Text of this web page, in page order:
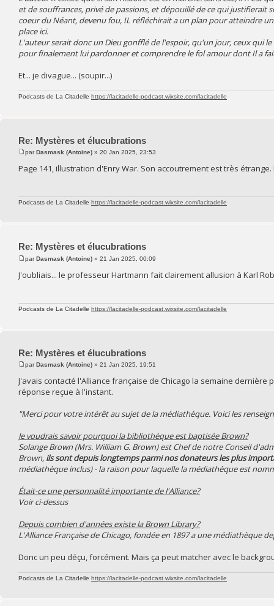
et de souffrances, privé de passions, et dépouillé de ce qui
coeur du Néant, devenu fou, IL réfléchirait a un plan pour atteindre
place ici.
L'auteur serait donc un Dieu gonfflé de l'espoir, qu'un jour, ceux qui
pour finalement lui pardonner et comprendre le fol amour dont Il a
Et... je divague... (soupir...)
Podcasts de La Citadelle https://lacitadelle-podcast.wixsite.com/lacitadelle
Re: Mystères et élucubrations
parDasmask (Antoine) » 20 Jan 2025, 23:53
Page 141, illustration d'Enry War. Son accoutrement est très
Podcasts de La Citadelle https://lacitadelle-podcast.wixsite.com/lacitadelle
Re: Mystères et élucubrations
parDasmask (Antoine) » 21 Jan 2025, 00:09
J'oubliais... le professeur Hartmann fait clairement allusion à Karl
Podcasts de La Citadelle https://lacitadelle-podcast.wixsite.com/lacitadelle
Re: Mystères et élucubrations
parDasmask (Antoine) » 21 Jan 2025, 19:51
J'avais contacté l'Alliance française de Chicago la semaine
réponse reçue à l'instant.
"Merci pour votre intérêt au sujet de la médiathèque. Voici les
Je voudrais savoir pourquoi la bibliothèque est baptisée Brown?
Solange Brown (Mrs. William G. Brown) est Chef de notre Conseil
Brown, ils sont depuis longtemps parmi nos donateurs les plus
médiathèque inclus) - la raison pour laquelle la médiathèque est
Était-ce une personnalité importante de l'Alliance?
Voir ci-dessus
Depuis combien d'années existe la Brown Library?
L'Alliance Française de Chicago, fondée en 1897 a une médiathèque
Donc un peu déçu, forcément. Mais ça peut matcher avec le
Podcasts de La Citadelle https://lacitadelle-podcast.wixsite.com/lacitadelle